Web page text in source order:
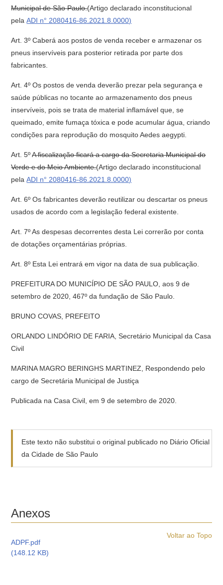
Municipal de São Paulo.(Artigo declarado inconstitucional
pelaADI n° 2080416-86.2021.8.0000)
Art. 3º Caberá aos postos de venda receber e armazenar os
pneus inservíveis para posterior retirada por parte dos
fabricantes.
Art. 4º Os postos de venda deverão prezar pela segurança e
saúde públicas no tocante ao armazenamento dos pneus
inservíveis, pois se trata de material inflamável que, se
queimado, emite fumaça tóxica e pode acumular água, criando
condições para reprodução do mosquito Aedes aegypti.
Art. 5ºA fiscalização ficará a cargo da Secretaria Municipal do
Verde e do Meio Ambiente.(Artigo declarado inconstitucional
pelaADI n° 2080416-86.2021.8.0000)
Art. 6º Os fabricantes deverão reutilizar ou descartar os pneus
usados de acordo com a legislação federal existente.
Art. 7º As despesas decorrentes desta Lei correrão por conta
de dotações orçamentárias próprias.
Art. 8º Esta Lei entrará em vigor na data de sua publicação.
PREFEITURA DO MUNICÍPIO DE SÃO PAULO, aos 9 de
setembro de 2020, 467º da fundação de São Paulo.
BRUNO COVAS, PREFEITO
ORLANDO LINDÓRIO DE FARIA, Secretário Municipal da Casa
Civil
MARINA MAGRO BERINGHS MARTINEZ, Respondendo pelo
cargo de Secretária Municipal de Justiça
Publicada na Casa Civil, em 9 de setembro de 2020.
Este texto não substitui o original publicado no Diário Oficial
da Cidade de São Paulo
Anexos
Voltar ao Topo
ADPF.pdf
(148.12 KB)